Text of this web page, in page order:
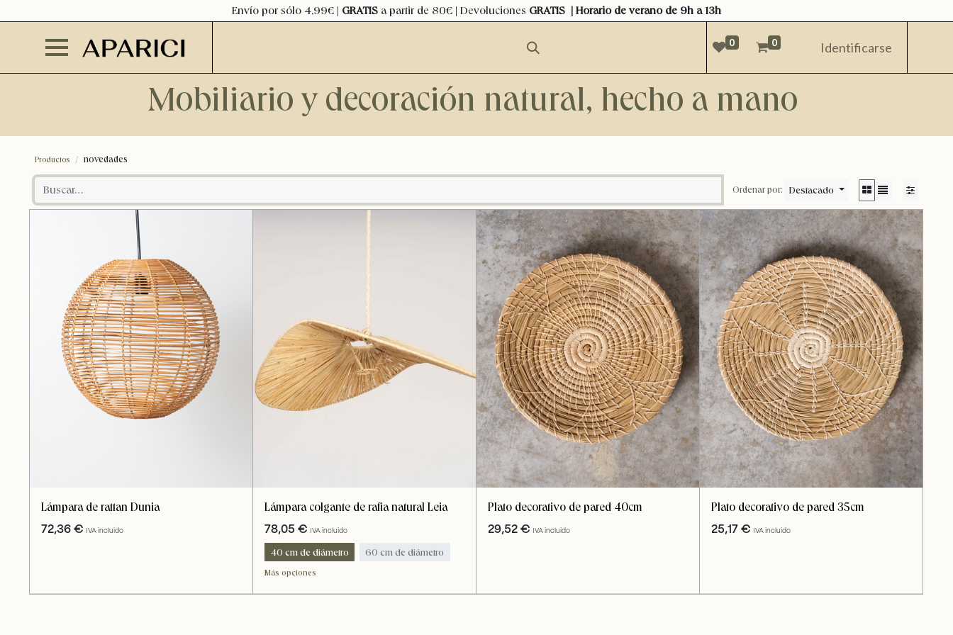
Envío por sólo 4,99€ | GRATIS a partir de 80€ | Devoluciones GRATIS | Horario de verano de 9h a 13h
0 0 Identificarse
Mobiliario y decoración natural, hecho a mano
Productos novedades
Ordenar por: Destacado
Lámpara de rattan Dunia
72,36 € IVA incluido
Lámpara colgante de rafia natural Leia
78,05 € IVA incluido
40 cm de diámetro
60 cm de diámetro
80 cm de diámetro
Más opciones
Plato decorativo de pared 40cm
29,52 € IVA incluido
Plato decorativo de pared 35cm
25,17 € IVA incluido